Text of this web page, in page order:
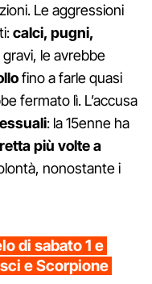
Le aggressioni
calci, pugni,
le avrebbe
fino a farle quasi
fermato lì. L’accusa
: la 15enne ha
più volte a
nonostante i
di sabato 1 e
e Scorpione